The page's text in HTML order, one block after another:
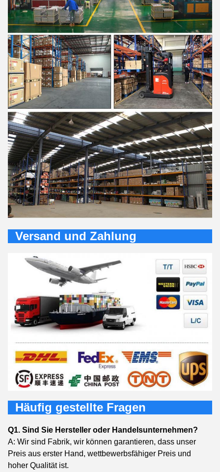
Versand und Zahlung
Häufig gestellte Fragen
Q1. Sind Sie Hersteller oder Handelsunternehmen?
A: Wir sind Fabrik, wir können garantieren, dass unser
Preis aus erster Hand, wettbewerbsfähiger Preis und
hoher Qualität ist.